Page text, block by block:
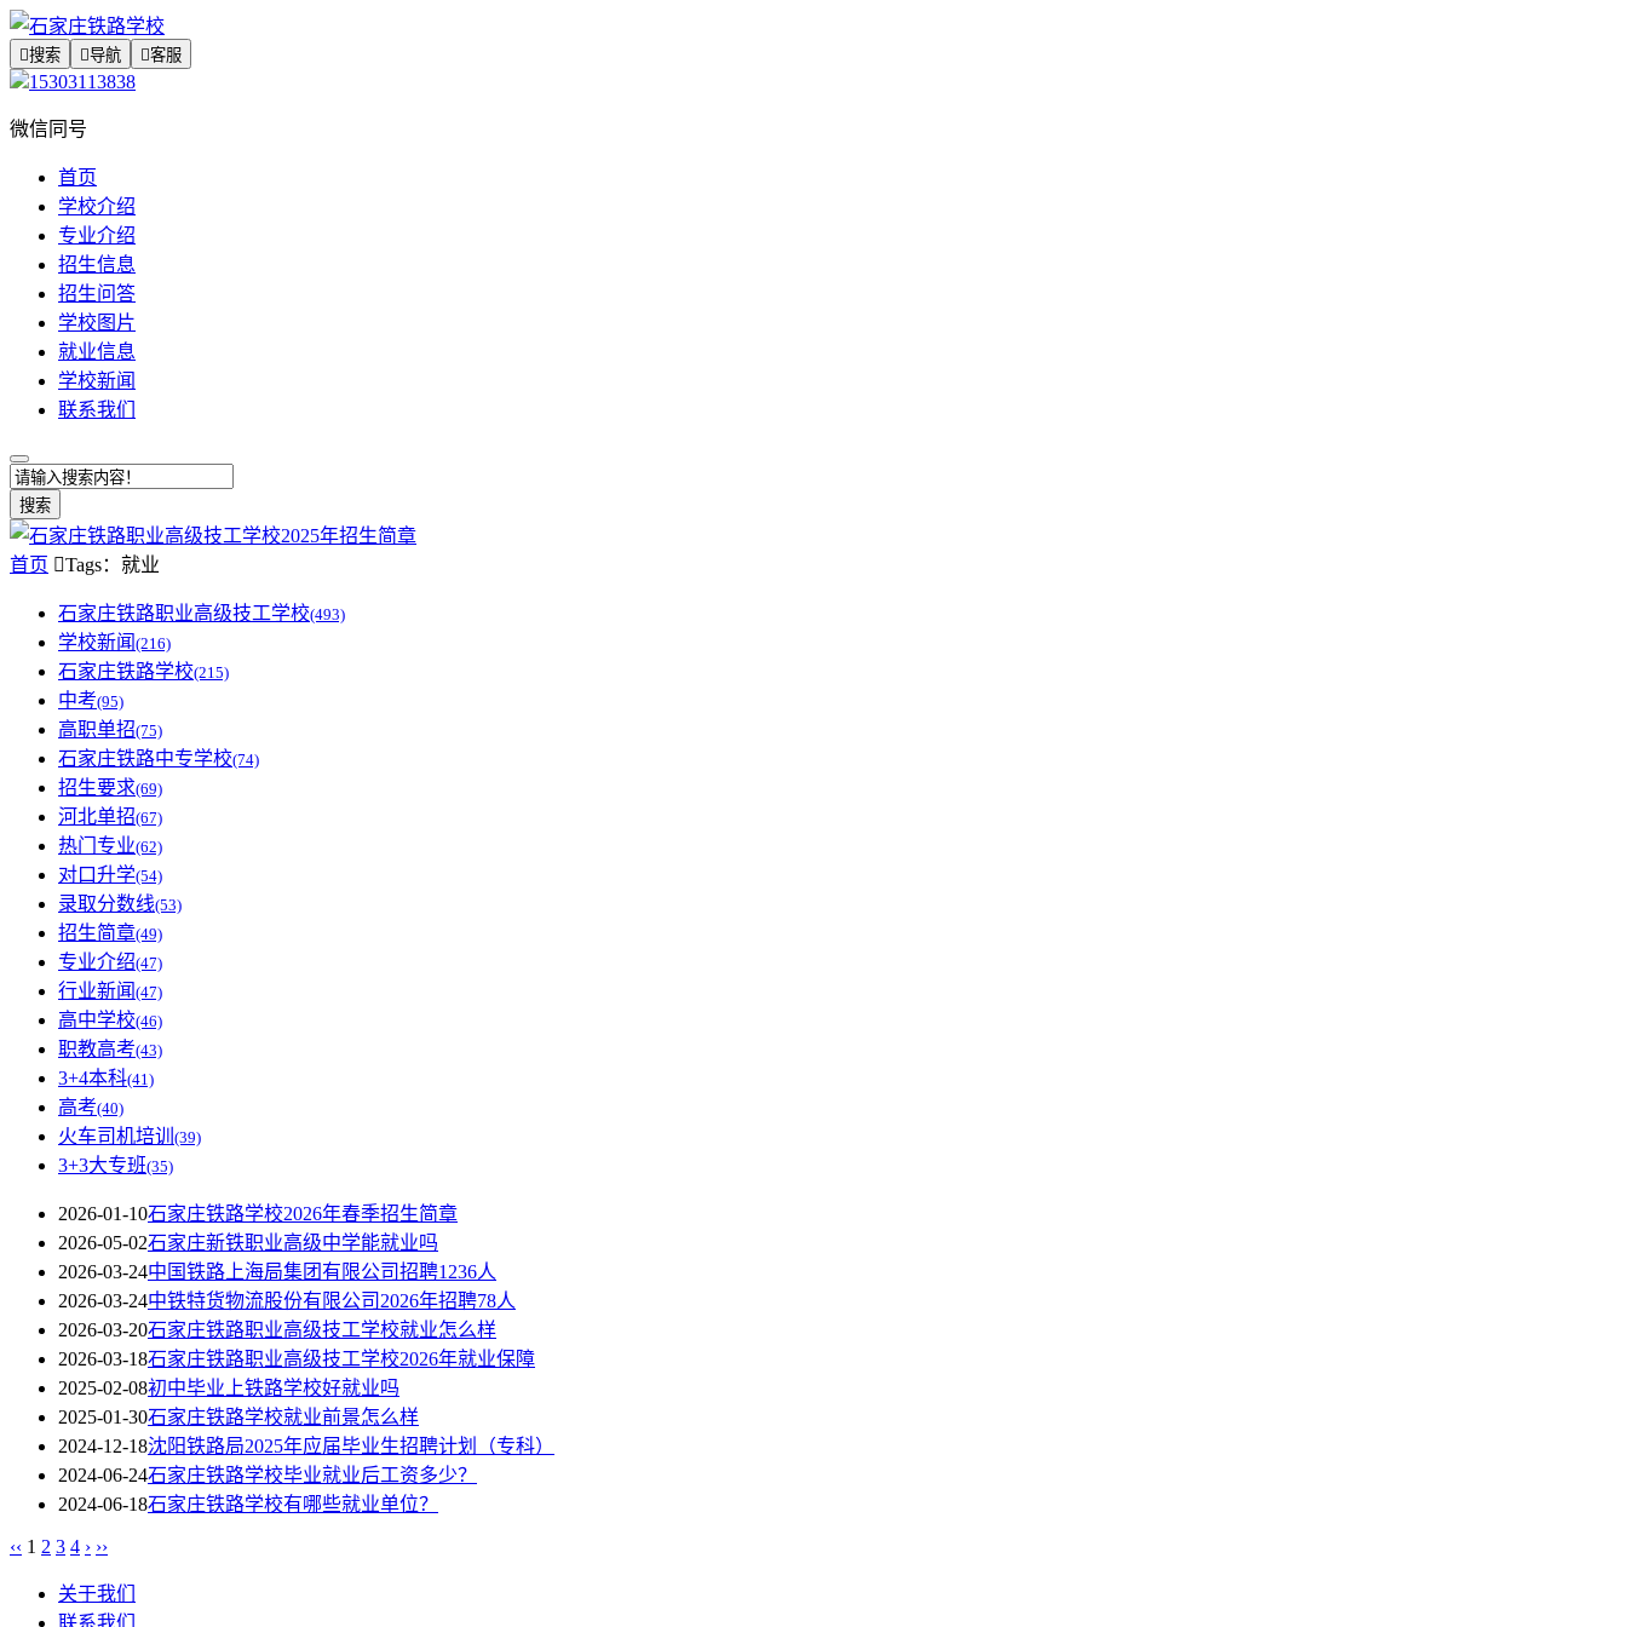
搜索 导航 客服
15303113838
微信同号
首页
学校介绍
专业介绍
招生信息
招生问答
学校图片
就业信息
学校新闻
联系我们
搜索
首页 Tags：就业
石家庄铁路职业高级技工学校(493)
学校新闻 (216)
石家庄铁路学校(215)
中考(95)
高职单招(75)
石家庄铁路中专学校(74)
招生要求(69)
河北单招(67)
热门专业(62)
对口升学(54)
录取分数线(53)
招生简章(49)
专业介绍(47)
行业新闻 (47)
高中学校(46)
职教高考(43)
3+4本科(41)
高考(40)
火车司机培训 (39)
3+3大专班(35)
2026-01-10石家庄铁路学校2026年春季招生简章
2026-05-02石家庄新铁职业高级中学能就业吗
2026-03-24中国铁路上海局集团有限公司招聘1236人
2026-03-24中铁特货物流股份有限公司2026年招聘78人
2026-03-20石家庄铁路职业高级技工学校就业怎么样
2026-03-18石家庄铁路职业高级技工学校2026年就业保障
2025-02-08初中毕业上铁路学校好就业吗
2025-01-30石家庄铁路学校就业前景怎么样
2024-12-18沈阳铁路局2025年应届毕业生招聘计划（专科）
2024-06-24石家庄铁路学校毕业就业后工资多少？
2024-06-18石家庄铁路学校有哪些就业单位？
‹‹ 1 2 3 4 › ››
关于我们
联系我们